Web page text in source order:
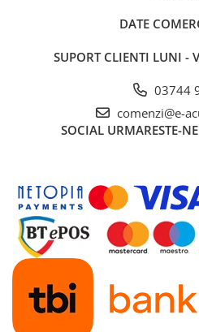
DATE
SUPORT CLIENTI LUNI -
03744
comenzi@e-
SOCIAL URMARESTE-